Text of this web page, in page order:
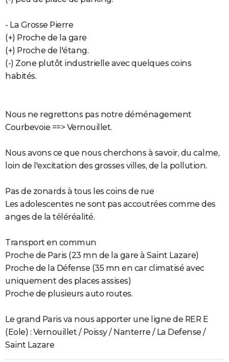
- La Grosse Pierre
(+) Proche de la gare
(+) Proche de l'étang.
(-) Zone plutôt industrielle avec quelques coins
habités.
Nous ne regrettons pas notre déménagement
Courbevoie ==> Vernouillet.
Nous avons ce que nous cherchons à savoir, du calme,
loin de l'excitation des grosses villes, de la pollution.
Pas de zonards à tous les coins de rue
Les adolescentes ne sont pas accoutrées comme des
anges de la téléréalité.
Transport en commun
Proche de Paris (23 mn de la gare à Saint Lazare)
Proche de la Défense (35 mn en car climatisé avec
uniquement des places assises)
Proche de plusieurs auto routes.
Le grand Paris va nous apporter une ligne de RER E
(Eole) : Vernouillet / Poissy / Nanterre / La Defense /
Saint Lazare